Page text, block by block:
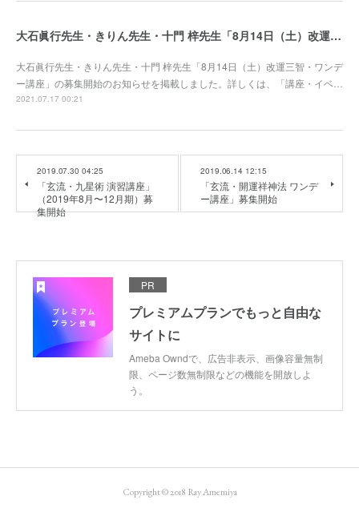
大石眞行先生・きりん先生・十門 梓先生「8月14日（土）改運三智・ワンデー講座」募集開始
大石眞行先生・きりん先生・十門 梓先生「8月14日（土）改運三智・ワンデ
ー講座」の募集開始のお知らせを掲載しました。詳しくは、「講座・イベ…
2021.07.17 00:21
2019.07.30 04:25
「玄流・九星術 演習講座」
（2019年8月〜12月期）募
集開始
2019.06.14 12:15
「玄流・開運祥神法 ワンデ
ー講座」募集開始
PR
プレミアムプランでもっと自由な
サイトに
Ameba Owndで、広告非表示、画像容量無制
限、ページ数無制限などの機能を開放しよ
う。
Copyright © 2018 Ray Amemiya